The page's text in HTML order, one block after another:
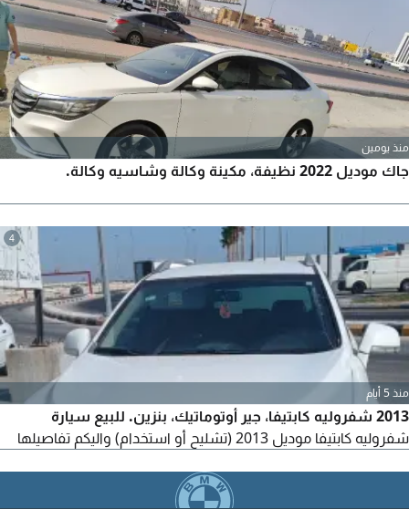
منذ يومين
جاك موديل 2022 نظيفة، مكينة وكالة وشاسيه وكالة.
4
منذ 5 أيام
2013 شفروليه كابتيفا، جير أوتوماتيك، بنزين. للبيع سيارة
شفروليه كابتيفا موديل 2013 (تشليح أو استخدام) واليكم تفاصيلها